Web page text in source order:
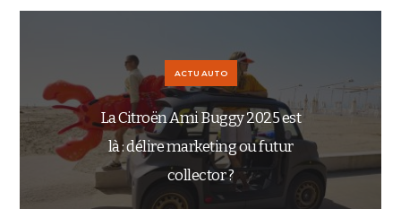
ACTU AUTO
La Citroën Ami Buggy 2025 est
là : délire marketing ou futur
collector ?